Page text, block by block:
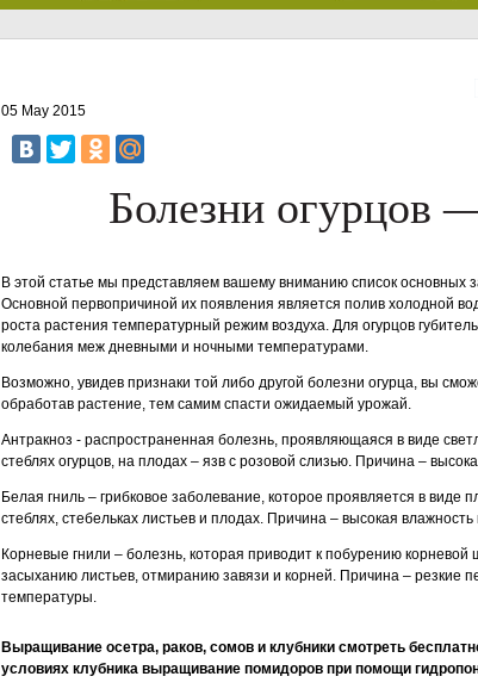
05 May 2015
Болезни огурцов
В этой статье мы представляем вашему вниманию список основных
Основной первопричиной их появления является полив холодной
роста растения температурный режим воздуха. Для огурцов
колебания меж дневными и ночными температурами.
Возможно, увидев признаки той либо другой болезни огурца, вы
обработав растение, тем самим спасти ожидаемый урожай.
Антракноз - распространенная болезнь, проявляющаяся в виде
стеблях огурцов, на плодах – язв с розовой слизью. Причина –
Белая гниль – грибковое заболевание, которое проявляется в виде
стеблях, стебельках листьев и плодах. Причина – высокая влажность
Корневые гнили – болезнь, которая приводит к побурению
засыханию листьев, отмиранию завязи и корней. Причина – резкие
температуры.
Выращивание осетра, раков, сомов и клубники смотреть
условиях клубника выращивание помидоров при помощи